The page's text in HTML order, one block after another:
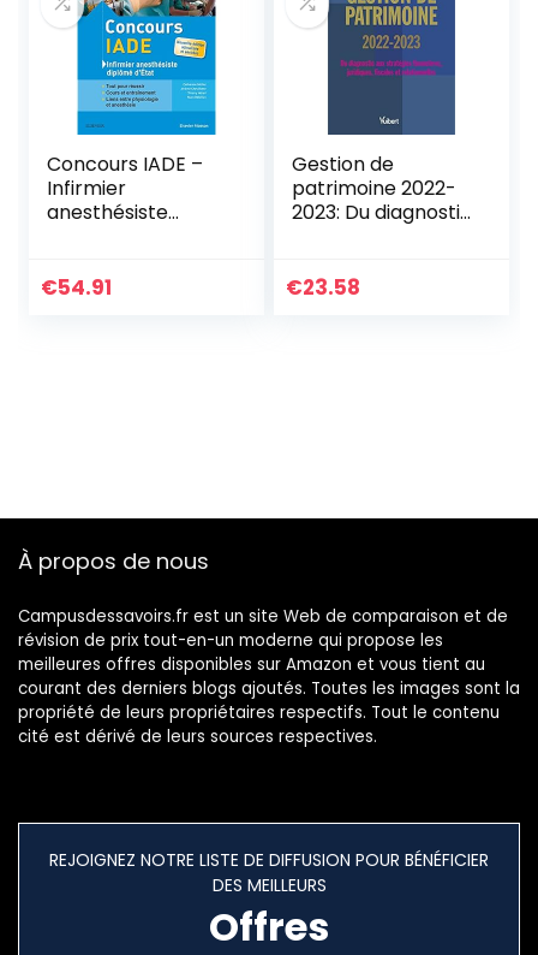
personnalisé
Concours IADE –
Infirmier
anesthésiste
cours et
€54.91
Gestion de
patrimoine 2022-
2023: Du diagnostic
juridiques, fiscales
€23.58
À propos de nous
Campusdessavoirs.fr est un site Web de comparaison et de
révision de prix tout-en-un moderne qui propose les
meilleures offres disponibles sur Amazon et vous tient au
courant des derniers blogs ajoutés. Toutes les images sont la
propriété de leurs propriétaires respectifs. Tout le contenu
cité est dérivé de leurs sources respectives.
REJOIGNEZ NOTRE LISTE DE DIFFUSION POUR BÉNÉFICIER
DES MEILLEURS
Offres